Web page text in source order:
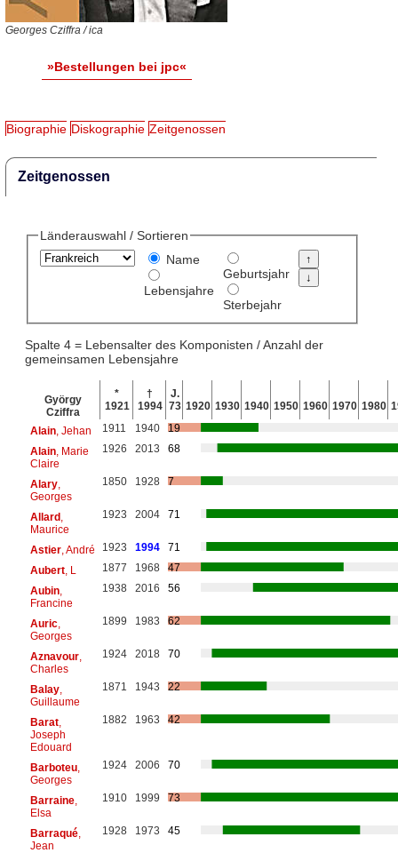
Georges Cziffra / ica
»Bestellungen bei jpc«
Biographie Diskographie Zeitgenossen
Zeitgenossen
Länderauswahl / Sortieren
Name
Lebensjahre
Geburtsjahr
Sterbejahr
Spalte 4 = Lebensalter des Komponisten / Anzahl der
gemeinsamen Lebensjahre
György
Cziffra
*
1921
†
1994
J.
73 1920 1930 1940 1950 1960 1970 1980
Alain, Jehan 1911 1940
19
Alain, Marie
Claire
1926 2013 68
Alary,
Georges
1850 1928 7
Allard,
Maurice
1923 2004 71
Astier, André 1923 1994
71
Aubert, L 1877 1968
47
Aubin,
Francine
1938 2016 56
Auric,
Georges
1899 1983 62
Aznavour,
Charles
1924 2018 70
Balay,
Guillaume
1871 1943 22
Barat,
Joseph
Edouard
1882 1963 42
Barboteu,
Georges
1924 2006 70
Barraine,
Elsa
1910 1999 73
Barraqué,
Jean
1928 1973 45